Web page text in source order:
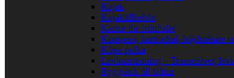
Kajak
Kajaktillbehör
Kartor för friluftsliv
Kompass, kartfodral, höjdmätare
Köpa pulka
Lavinutrustning – Transceiver,
Ryggsäck till tälttur